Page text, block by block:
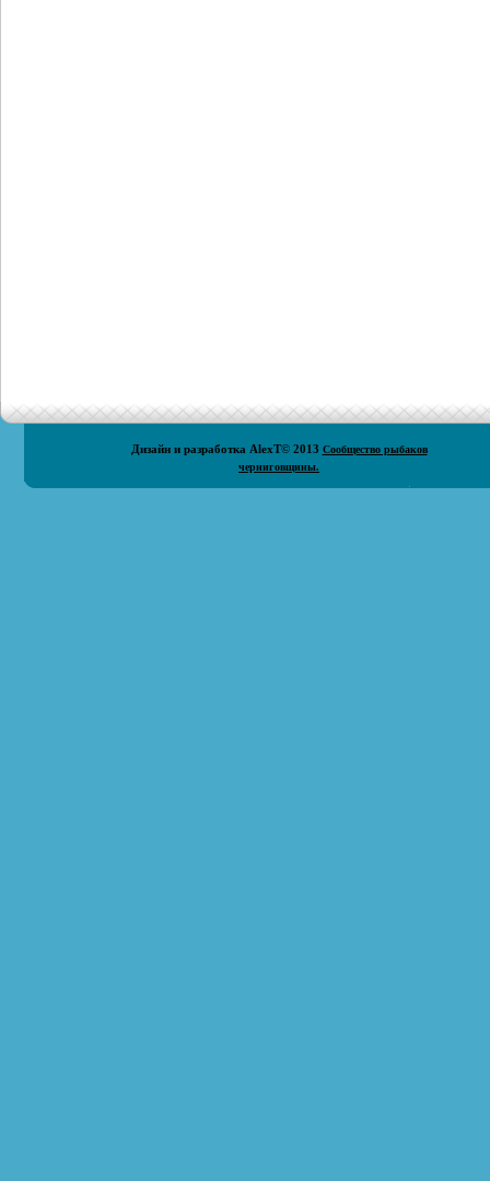
Дизайн и разработка AlexT© 2013 Сообщество рыбаков
черниговщины.